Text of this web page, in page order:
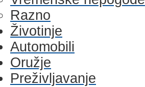
Razno
Životinje
Automobili
Oružje
Preživljavanje